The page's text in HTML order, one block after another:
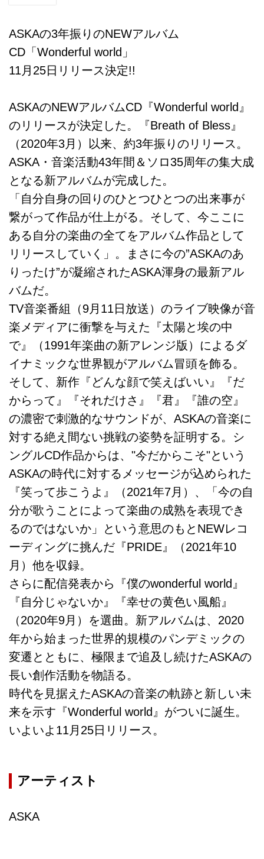
ASKAの3年振りのNEWアルバム
CD「Wonderful world」
11月25日リリース決定!!
ASKAのNEWアルバムCD『Wonderful world』
のリリースが決定した。『Breath of Bless』
（2020年3月）以来、約3年振りのリリース。
ASKA・音楽活動43年間＆ソロ35周年の集大成
となる新アルバムが完成した。
「自分自身の回りのひとつひとつの出来事が
繋がって作品が仕上がる。そして、今ここに
ある自分の楽曲の全てをアルバム作品として
リリースしていく」。まさに今の”ASKAのあ
りったけ”が凝縮されたASKA渾身の最新アル
バムだ。
TV音楽番組（9月11日放送）のライブ映像が音
楽メディアに衝撃を与えた『太陽と埃の中
で』（1991年楽曲の新アレンジ版）によるダ
イナミックな世界観がアルバム冒頭を飾る。
そして、新作『どんな顔で笑えばいい』『だ
からって』『それだけさ』『君』『誰の空』
の濃密で刺激的なサウンドが、ASKAの音楽に
対する絶え間ない挑戦の姿勢を証明する。シ
ングルCD作品からは、"今だからこそ"という
ASKAの時代に対するメッセージが込められた
『笑って歩こうよ』（2021年7月）、「今の自
分が歌うことによって楽曲の成熟を表現でき
るのではないか」という意思のもとNEWレコ
ーディングに挑んだ『PRIDE』（2021年10
月）他を収録。
さらに配信発表から『僕のwonderful world』
『自分じゃないか』『幸せの黄色い風船』
（2020年9月）を選曲。新アルバムは、2020
年から始まった世界的規模のパンデミックの
変遷とともに、極限まで追及し続けたASKAの
長い創作活動を物語る。
時代を見据えたASKAの音楽の軌跡と新しい未
来を示す『Wonderful world』がついに誕生。
いよいよ11月25日リリース。
アーティスト
ASKA